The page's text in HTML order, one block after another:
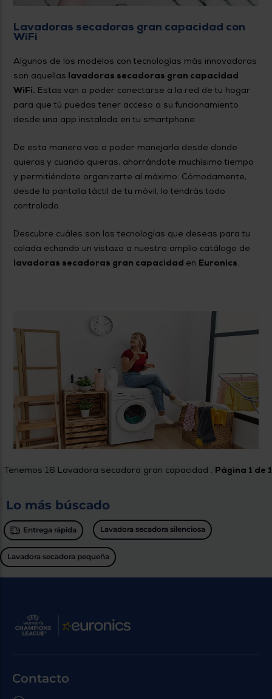
Lavadoras secadoras gran capacidad con
WiFi
Algunos de los modelos con tecnologías más innovadoras
son aquellas lavadoras secadoras gran capacidad
WiFi. Estas van a poder conectarse a la red de tu hogar
para que tú puedas tener acceso a su funcionamiento
desde una app instalada en tu smartphone.
De esta manera vas a poder manejarla desde donde
quieras y cuando quieras, ahorrándote muchísimo tiempo
y permitiéndote organizarte al máximo. Cómodamente,
desde la pantalla táctil de tu móvil, lo tendrás todo
controlado.
Descubre cuáles son las tecnologías que deseas para tu
colada echando un vistazo a nuestro amplio catálogo de
lavadoras secadoras gran capacidad en Euronics.
Tenemos 16 Lavadora secadora gran capacidad . Página 1 de 1
Lo más búscado
Entrega rápida Lavadora secadora silenciosa
Lavadora secadora pequeña
Contacto